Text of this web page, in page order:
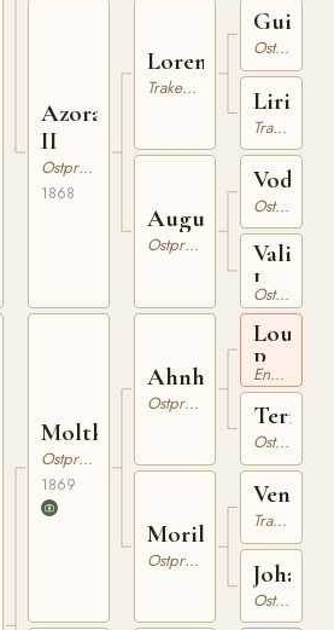
Azora
II
Ostpreussare
1868
Moltke
Ostpreussare
1869
Lorenzo
Trakehner
Auguste
Ostpreussare
Ahnherr
Ostpreussare
Morilles
Ostpreussare
Ostpreussare
Liriope
Trakehner
Vodan
Ostpreussare
Valide
I Ostpreussare
Louis
xxEngelskt Fullblod
Terra
Ostpreussare
Trakehner
Johanne
Ostpreussare